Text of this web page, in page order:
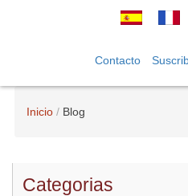
Contacto
Inicio Blog
Categorias